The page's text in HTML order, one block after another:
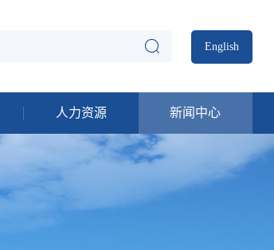
English
人力资源 新闻中心